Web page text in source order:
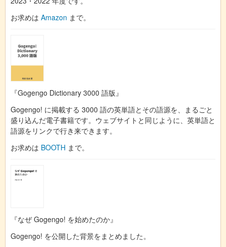
お求めは Amazon まで。
『Gogengo Dictionary 3000 語版』
Gogengo! に掲載する 3000 語の英単語とその語源を、まるごと
盛り込んだ電子書籍です。ウェブサイトと同じように、英単語と
語源をリンクで行き来できます。
お求めは BOOTH まで。
『なぜ Gogengo! を始めたのか』
Gogengo! を公開した背景をまとめました。